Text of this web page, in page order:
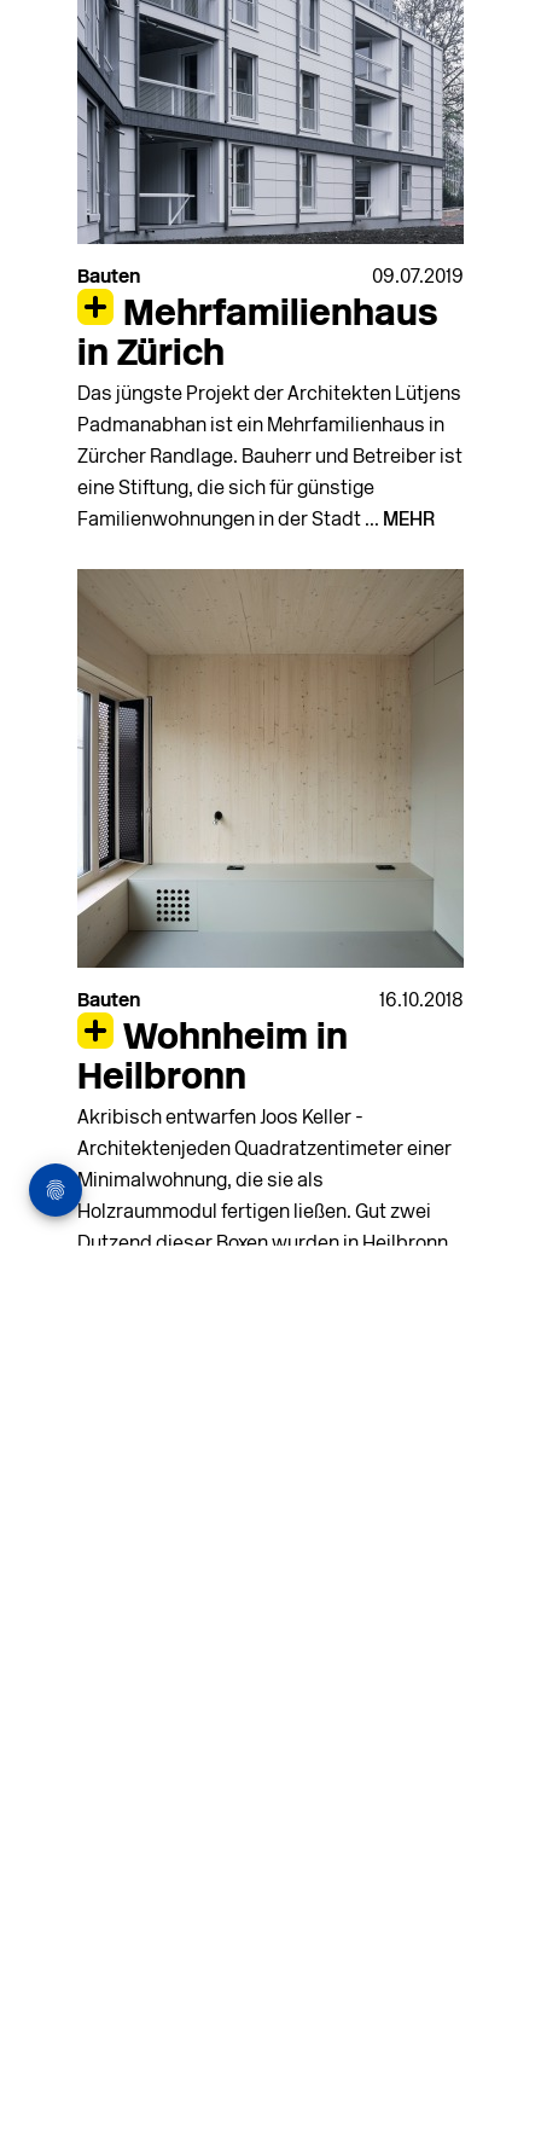
Bauten 09.07.2019
Mehrfamilienhaus
in Zürich
Das jüngste Projekt der Architekten Lütjens
Padmanabhan ist ein Mehrfamilienhaus in
Zürcher Randlage. Bauherr und Betreiber ist
eine Stiftung, die sich für günstige
Familienwohnungen in der Stadt ... MEHR
Bauten 16.10.2018
Wohnheim in
Heilbronn
Akribisch entwarfen Joos Keller ­
Architektenjeden Quadratzentimeter einer
Minimalwohnung, die sie als
Holzraummodul fertigen ließen. Gut zwei
Dutzend dieser Boxen wurden in Heilbronn